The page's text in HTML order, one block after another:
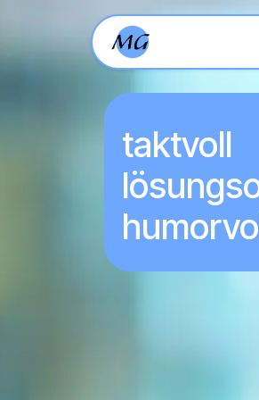
Zum Inhalt springen
taktvoll